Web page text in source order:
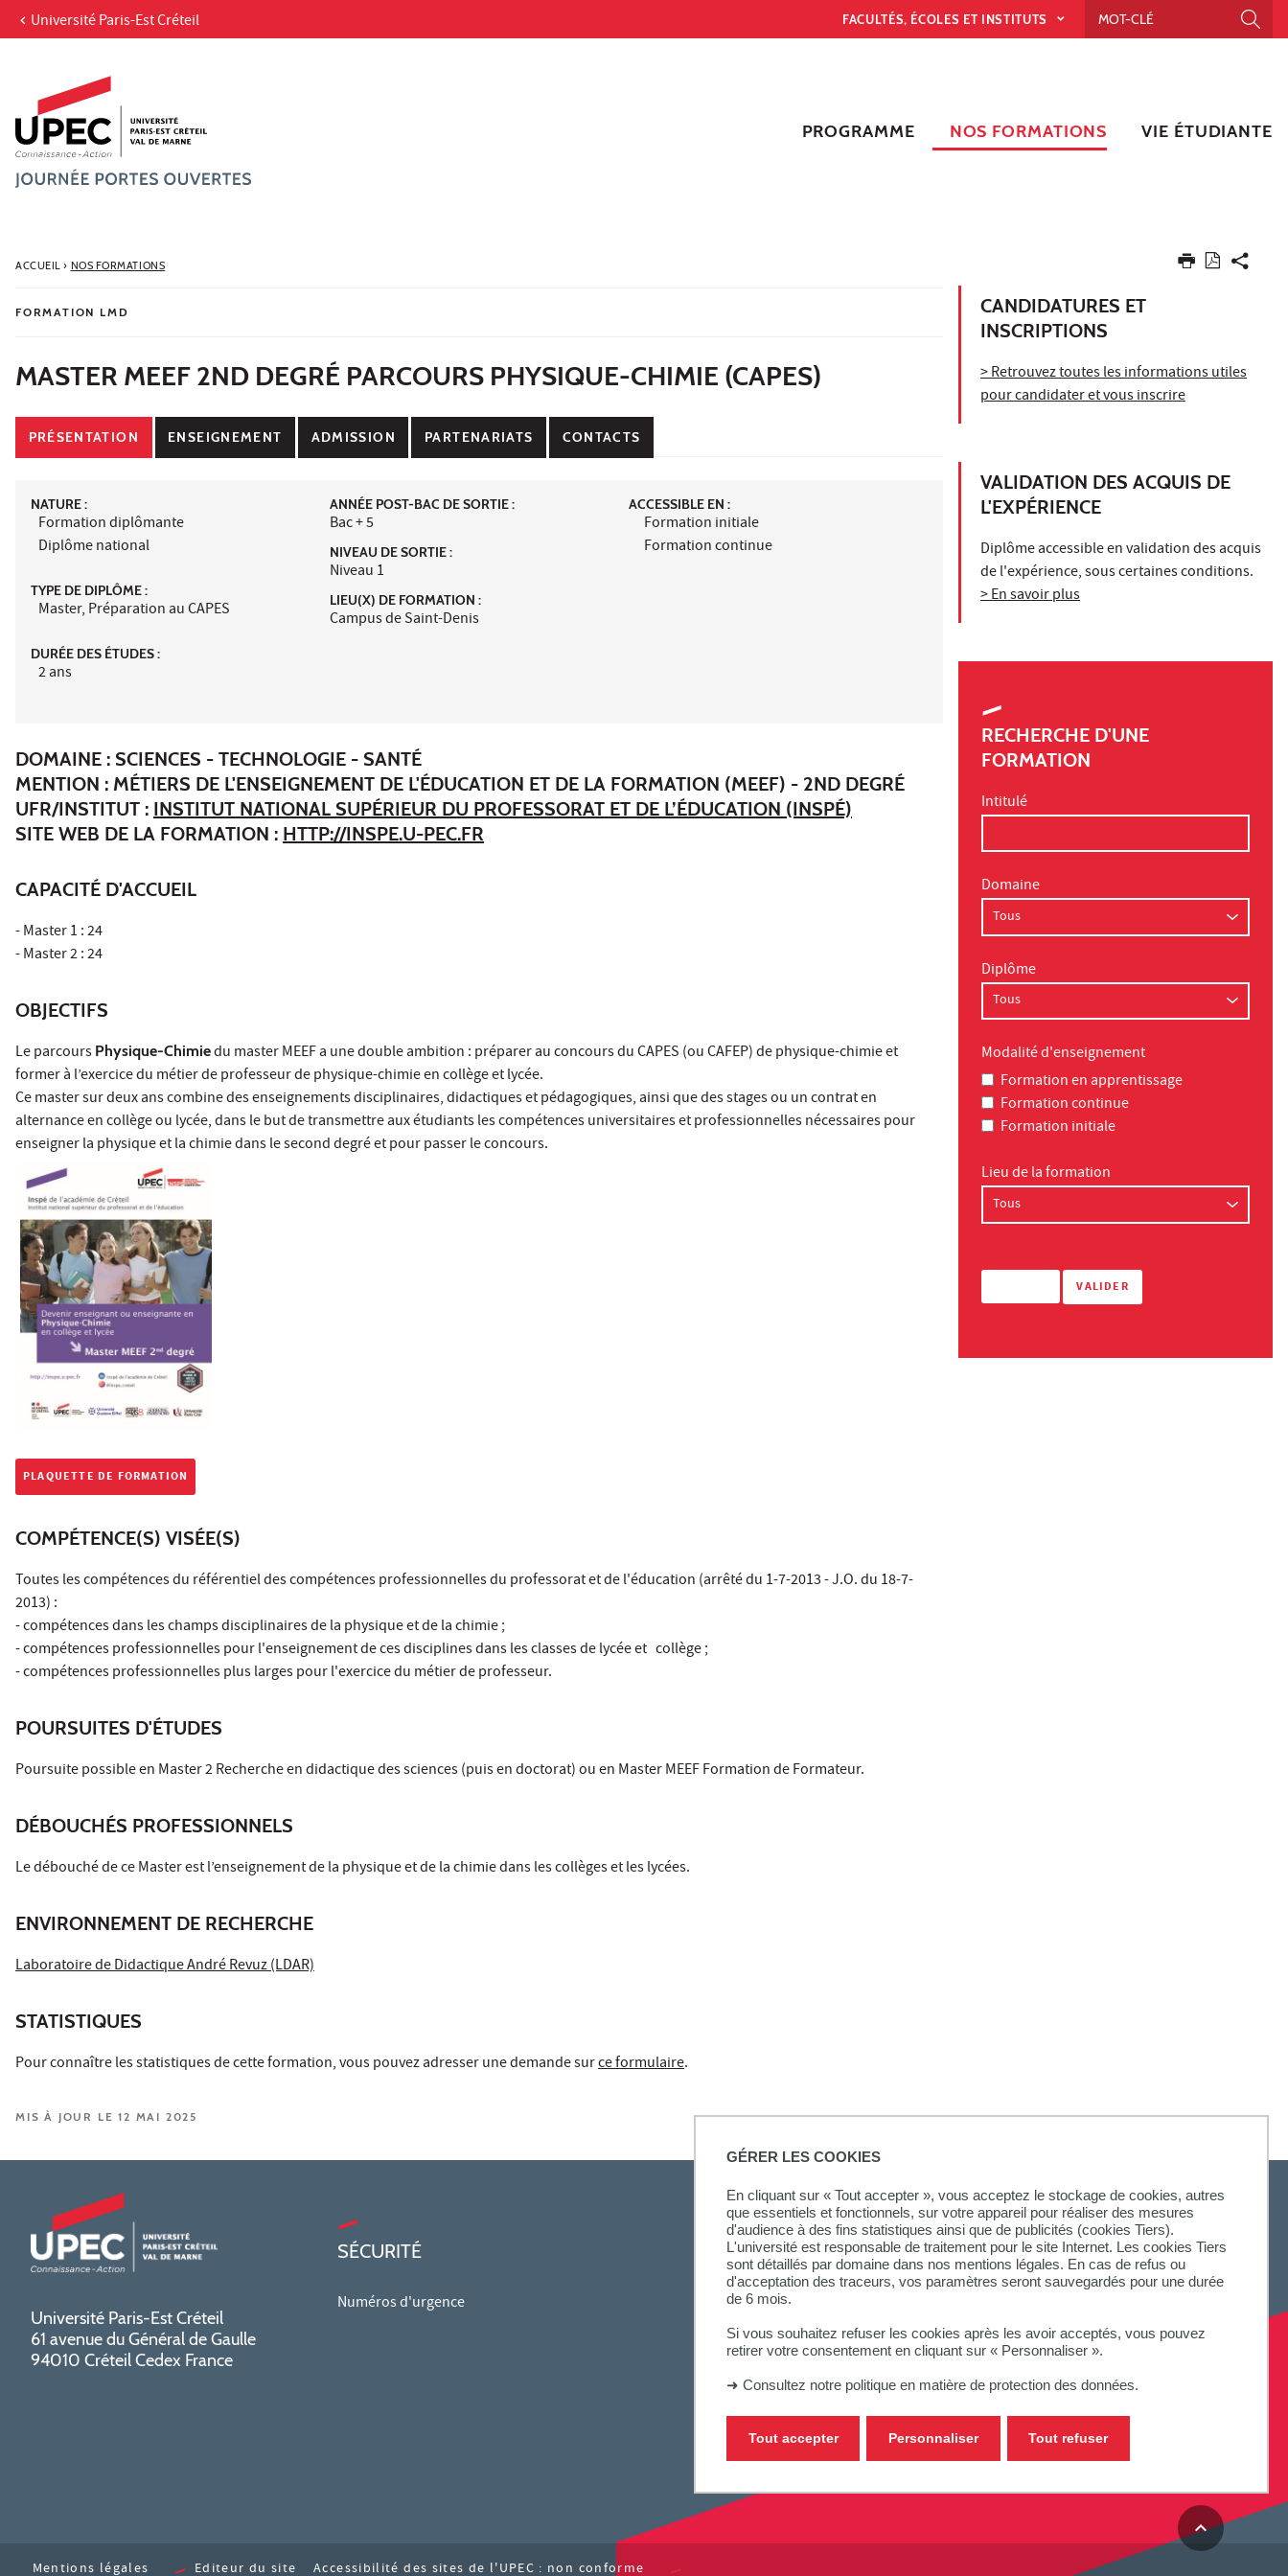
GÉRER LES COOKIES
En cliquant sur « Tout accepter », vous acceptez le stockage de cookies, autres
que essentiels et fonctionnels, sur votre appareil pour réaliser des mesures
d'audience à des fins statistiques ainsi que de publicités (cookies Tiers).
L'université est responsable de traitement pour le site Internet. Les cookies Tiers
sont détaillés par domaine dans nos mentions légales. En cas de refus ou
d'acceptation des traceurs, vos paramètres seront sauvegardés pour une durée
de 6 mois.
Si vous souhaitez refuser les cookies après les avoir acceptés, vous pouvez
retirer votre consentement en cliquant sur « Personnaliser ».
➜ Consultez notre politique en matière de protection des données.
Tout accepter Tout refuser
Personnaliser
Aller au contenu
Recherche
Université Paris-Est Créteil FACULTÉS, ÉCOLES ET INSTITUTS
PROGRAMME NOS FORMATIONS VIE ÉTUDIANTE
ACCUEIL› NOS FORMATIONS
FORMATION LMD
MASTER MEEF 2ND DEGRÉ PARCOURS PHYSIQUE-CHIMIE (CAPES)
PRÉSENTATION ENSEIGNEMENT ADMISSION PARTENARIATS CONTACTS
NATURE :
Formation diplômante
Diplôme national
TYPE DE DIPLÔME :
Master, Préparation au CAPES
DURÉE DES ÉTUDES :
2 ans
ANNÉE POST-BAC DE SORTIE :
Bac + 5
NIVEAU DE SORTIE :
Niveau 1
LIEU(X) DE FORMATION :
Campus de Saint-Denis
ACCESSIBLE EN :
Formation initiale
Formation continue
DOMAINE : SCIENCES - TECHNOLOGIE - SANTÉ
MENTION : MÉTIERS DE L'ENSEIGNEMENT DE L'ÉDUCATION ET DE LA FORMATION (MEEF) - 2ND DEGRÉ
UFR/INSTITUT : INSTITUT NATIONAL SUPÉRIEUR DU PROFESSORAT ET DE L’ÉDUCATION (INSPÉ)
SITE WEB DE LA FORMATION : HTTP://INSPE.U-PEC.FR
CAPACITÉ D'ACCUEIL
- Master 1 : 24
- Master 2 : 24
OBJECTIFS
Le parcours Physique-Chimiedu master MEEF a une double ambition : préparer au concours du CAPES (ou CAFEP) de physique-chimie et
former à l’exercice du métier de professeur de physique-chimie en collège et lycée.
Ce master sur deux ans combine des enseignements disciplinaires, didactiques et pédagogiques, ainsi que des stages ou un contrat en
alternance en collège ou lycée, dans le but de transmettre aux étudiants les compétences universitaires et professionnelles nécessaires pour
enseigner la physique et la chimie dans le second degré et pour passer le concours.
PLAQUETTE DE FORMATION
COMPÉTENCE(S) VISÉE(S)
Toutes les compétences du référentiel des compétences professionnelles du professorat et de l'éducation (arrêté du 1-7-2013 - J.O. du 18-7-
2013) :
- compétences dans les champs disciplinaires de la physique et de la chimie ;
- compétences professionnelles pour l'enseignement de ces disciplines dans les classes de lycée et collège ;
- compétences professionnelles plus larges pour l'exercice du métier de professeur.
POURSUITES D'ÉTUDES
Poursuite possible en Master 2 Recherche en didactique des sciences (puis en doctorat) ou en Master MEEF Formation de Formateur.
DÉBOUCHÉS PROFESSIONNELS
Le débouché de ce Master est l’enseignement de la physique et de la chimie dans les collèges et les lycées.
ENVIRONNEMENT DE RECHERCHE
Laboratoire de Didactique André Revuz (LDAR)
STATISTIQUES
Pour connaître les statistiques de cette formation, vous pouvez adresser une demande surce formulaire.
MIS À JOUR LE 12 MAI 2025
CANDIDATURES ET
INSCRIPTIONS
> Retrouvez toutes les informations utiles
pour candidater et vous inscrire
VALIDATION DES ACQUIS DE
L'EXPÉRIENCE
Diplôme accessible en validation des acquis
de l'expérience, sous certaines conditions.
> En savoir plus
RECHERCHE D'UNE
FORMATION
Intitulé
Domaine
Diplôme
Modalité d'enseignement
Formation en apprentissage
Formation continue
Formation initiale
Lieu de la formation
Université Paris-Est Créteil
61 avenue du Général de Gaulle
94010 Créteil Cedex France
SÉCURITÉ
Numéros d'urgence
SUIVEZ-NOUS
Mentions légales Editeur du site Accessibilité des sites de l'UPEC : non conforme